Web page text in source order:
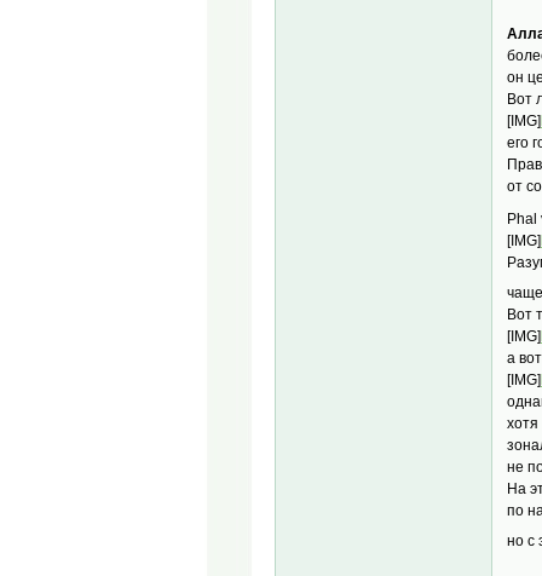
он
Вот
[IMG]
его
от
Phal
[IMG]
Вот
[IMG]
а
[IMG]
не
На
по
но с